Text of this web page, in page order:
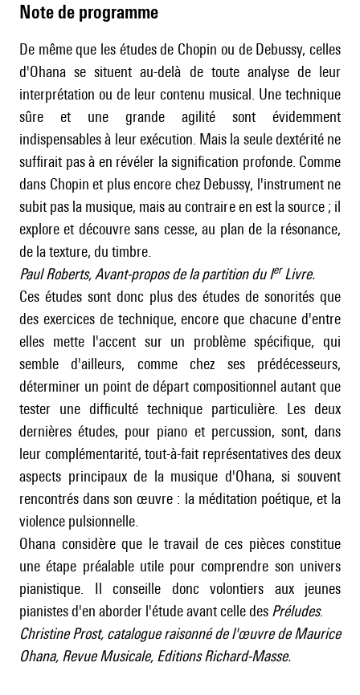
Note de programme
De même que les études de Chopin ou de Debussy, celles
d'Ohana se situent au-delà de toute analyse de leur
interprétation ou de leur contenu musical. Une technique
sûre et une grande agilité sont évidemment
indispensables à leur exécution. Mais la seule dextérité ne
suffirait pas à en révéler la signification profonde. Comme
dans Chopin et plus encore chez Debussy, l'instrument ne
subit pas la musique, mais au contraire en est la source ; il
explore et découvre sans cesse, au plan de la résonance,
de la texture, du timbre.
Paul Roberts, Avant-propos de la partition du IerLivre.
Ces études sont donc plus des études de sonorités que
des exercices de technique, encore que chacune d'entre
elles mette l'accent sur un problème spécifique, qui
semble d'ailleurs, comme chez ses prédécesseurs,
déterminer un point de départ compositionnel autant que
tester une difficulté technique particulière. Les deux
dernières études, pour piano et percussion, sont, dans
leur complémentarité, tout-à-fait représentatives des deux
aspects principaux de la musique d'Ohana, si souvent
rencontrés dans son œuvre : la méditation poétique, et la
violence pulsionnelle.
Ohana considère que le travail de ces pièces constitue
une étape préalable utile pour comprendre son univers
pianistique. Il conseille donc volontiers aux jeunes
pianistes d'en aborder l'étude avant celle des Préludes.
Christine Prost, catalogue raisonné de l'œuvre de Maurice
Ohana, Revue Musicale, Editions Richard-Masse.